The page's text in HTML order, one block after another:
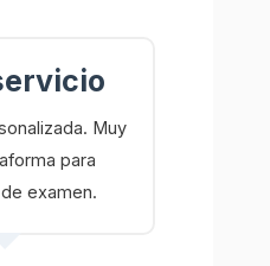
Muy
para
examen.